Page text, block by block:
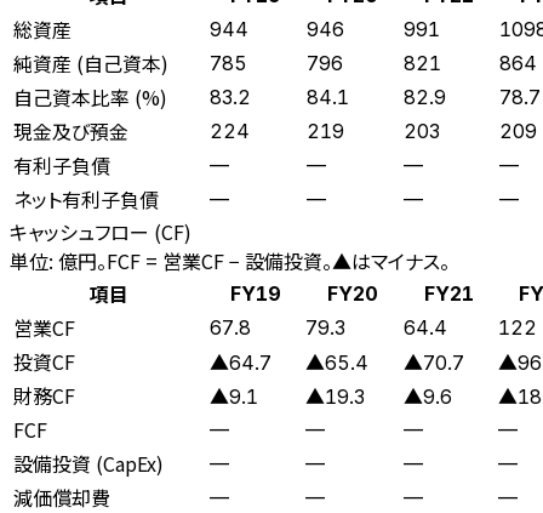
総資産 944 946 991
純資産 (自己資本) 785 796 821 864
自己資本比率 (%) 83.2 84.1 82.9 78.7
現金及び預金 224 219 203 209
有利子負債 — — — —
ネット有利子負債 — — — —
キャッシュフロー (CF)
単位: 億円。FCF = 営業CF − 設備投資。▲はマイナス。
項目
FY19 FY20 FY21
営業CF 67.8 79.3 64.4 122
投資CF ▲64.7 ▲65.4 ▲70.7
財務CF ▲9.1 ▲19.3 ▲9.6
FCF — — — —
設備投資 (CapEx) — — — —
減価償却費 — — — —